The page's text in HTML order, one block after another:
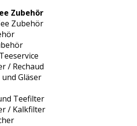
Zubehör
Zubehör
/ Rechaud
Gläser
Teefilter
/ Kalkfilter